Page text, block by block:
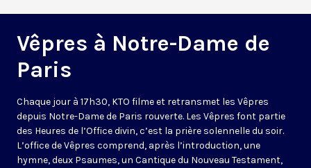
Vêpres à Notre-Dame de
Paris
Chaque jour à 17h30, KTO filme et retransmet les Vêpres
depuis Notre-Dame de Paris rouverte. Les Vêpres font partie
des Heures de l’Office divin, c’est la prière solennelle du soir.
L’office de Vêpres comprend, après l’introduction, une
hymne, deux Psaumes, un Cantique du Nouveau Testament,